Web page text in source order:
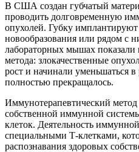
В США создан губчатый
проводить долговременную
опухолей. Губку имплантируют
новообразования или рядом с
лабораторных мышах
метода: злокачественные
рост и начинали уменьшаться в
полностью прекращалось.
Иммунотерапевтический
собственной иммунной
клеток. Деятельность
специальными Т-клетками,
распознавания здоровых